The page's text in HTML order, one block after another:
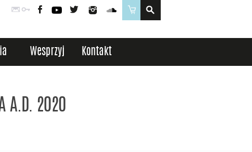
PocztaLogowanie
FacebookYouTubeTwitter InstagramSoundCloud
Sklep
Wesprzyj Kontakt
A.D. 2020